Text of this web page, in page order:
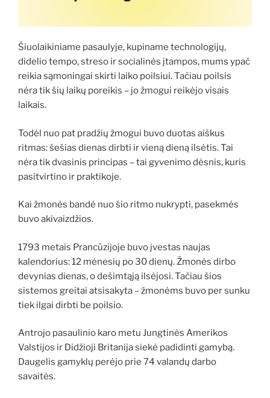
Šiuolaikiniame pasaulyje, kupiname technologijų,
didelio tempo, streso ir socialinės įtampos, mums ypač
reikia sąmoningai skirti laiko poilsiui. Tačiau poilsis
nėra tik šių laikų poreikis – jo žmogui reikėjo visais
laikais.
Todėl nuo pat pradžių žmogui buvo duotas aiškus
ritmas: šešias dienas dirbti ir vieną dieną ilsėtis. Tai
nėra tik dvasinis principas – tai gyvenimo dėsnis, kuris
pasitvirtino ir praktikoje.
Kai žmonės bandė nuo šio ritmo nukrypti, pasekmės
buvo akivaizdžios.
1793 metais Prancūzijoje buvo įvestas naujas
kalendorius: 12 mėnesių po 30 dienų. Žmonės dirbo
devynias dienas, o dešimtąją ilsėjosi. Tačiau šios
sistemos greitai atsisakyta – žmonėms buvo per sunku
tiek ilgai dirbti be poilsio.
Antrojo pasaulinio karo metu Jungtinės Amerikos
Valstijos ir Didžioji Britanija siekė padidinti gamybą.
Daugelis gamyklų perėjo prie 74 valandų darbo
savaitės.